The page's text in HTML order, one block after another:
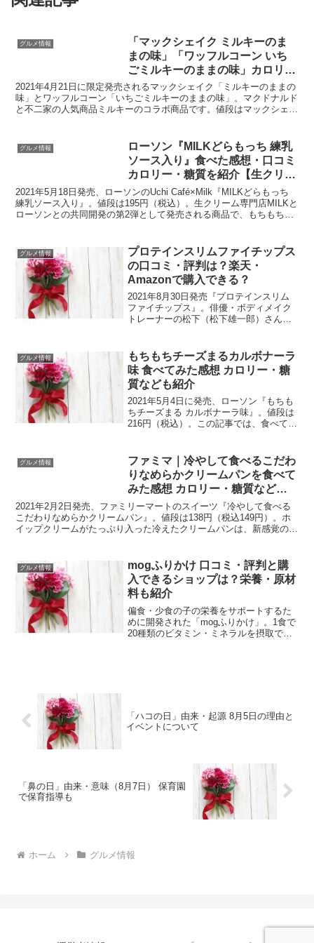
グルメ情報
「マックシェイク ミルキーのま
まの味」「ワッフルコーン いち
ごミルキーのままの味」カロリ
ー・糖質と口コミは？
2021年4月21日に限定発売されるマックシェイク「ミルキーのままの
味」とワッフルコーン「いちごミルキーのままの味」。マクドナルド
と不二家の人気商品ミルキーのコラボ商品です。値段はマックシェイ
グルメ情報
ローソン『MILKどらもっち 練乳
ソース入り』食べた感想・口コミ
カロリー・糖質を紹介【生クリー
ム専門店ミルクと共同開発商品】
2021年5月18日発売、ローソンのUchi Café×Milk『MILKどらもっち
練乳ソース入り』。値段は195円（税込）。生クリーム専門店MILKと
ローソンとの共同開発の第2弾として発売される商品で、もちもち生
グルメ情報
プロテインスリムファイチップス
の口コミ・評判は？楽天・
Amazonで購入できる？
2021年8月30日発売『プロテインスリム
ファイチップス』。俳優・ボディメイク
トレーナーの松下（松下雄一郎）さん
た、たんぱく質たっぷりで低糖質・低脂
質のボディメイク向...
グルメ情報
もちもちチーズまるカルボナーラ
味 食べてみた感想 カロリー・糖
質なども紹介
2021年5月4日に発売、ローソン『もちも
ちチーズまる カルボナーラ味』。値段は
216円（税込）。この記事では、食べてみ
ー 216kcal たんぱく質7.3g 脂質
11...
グルメ情報
ファミマ｜冷やして食べるこだわ
りなめらかクリームパンを食べて
みた感想 カロリー・糖質なども
紹介
2021年2月2日発売、ファミリーマートのスイーツ『冷やして食べる
こだわりなめらかクリームパン』。値段は138円（税込149円）。ホ
イップクリームがたっぷり入った冷えたクリームパンは、新感覚のス
グルメ情報
mogふりかけ 口コミ・評判と購
入できるショップは？栄養・原材
料も紹介
偏食・少食の子の栄養をサポートするた
めに開発された「mogふりかけ」。1食で
20種類のビタミン・ミネラルを摂取でき
「ハコの日」由来・起源 8月5日の理由と
イベントについて
「鼻の日」由来・意味（8月7日） 保育園
で保育指導も
ホーム グルメ情報